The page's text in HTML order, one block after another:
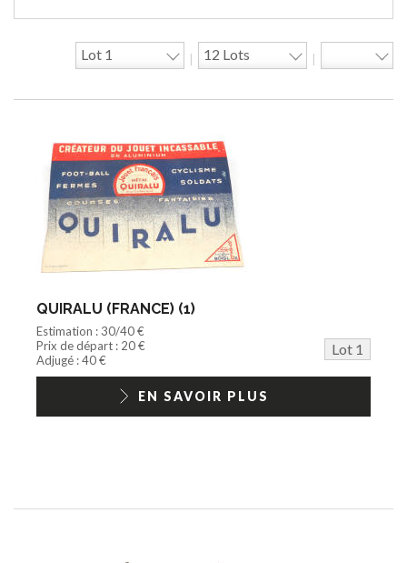
Travaux publics
Jeu construction
Circuit
Cycle/Auto
Action Figure
Peluche
Disque
Agricole
Playmobil/Lego
Barbie/Big Jim
Jouets Fast Food
Trading cards
1/18ème moderne
QUIRALU (FRANCE) (1)
Estimation : 30/40 €
Prix de départ : 20 €
Lot 1
Adjugé : 40 €
EN SAVOIR PLUS